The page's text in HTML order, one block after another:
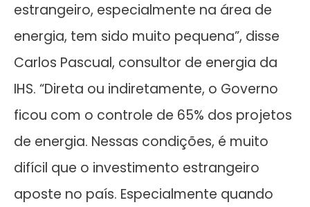
estrangeiro, especialmente na área de
energia, tem sido muito pequena”, disse
Carlos Pascual, consultor de energia da
IHS. “Direta ou indiretamente, o Governo
ficou com o controle de 65% dos projetos
de energia. Nessas condições, é muito
difícil que o investimento estrangeiro
aposte no país. Especialmente quando